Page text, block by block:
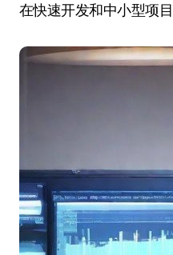
在快速开发和中小型项目